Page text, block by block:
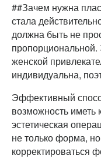
##Зачем нужна
стала
должна быть не
женской
индивидуальна,
Эффективный
возможность
эстетическая
не только форма,
корректироваться